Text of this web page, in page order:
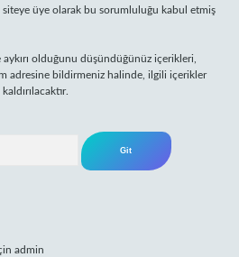
üye olarak bu sorumluluğu kabul etmiş
olduğunu düşündüğünüz içerikleri,
adresine bildirmeniz halinde, ilgili içerikler
admin